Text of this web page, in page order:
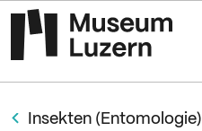
Insekten (Entomologie)